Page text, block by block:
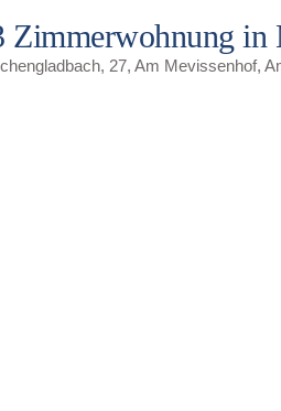
Zimmerwohnung in
27, Am Mevissenhof,